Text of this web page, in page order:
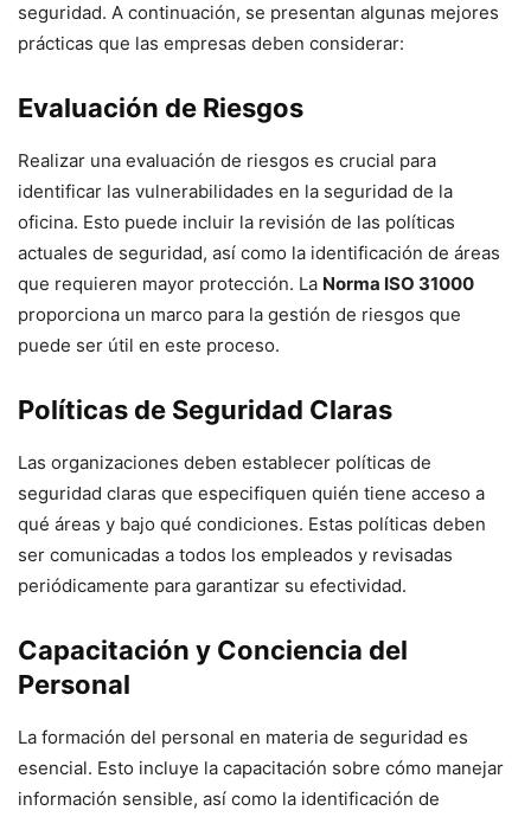
seguridad. A continuación, se presentan algunas mejores
prácticas que las empresas deben considerar:
Evaluación de Riesgos
Realizar una evaluación de riesgos es crucial para
identificar las vulnerabilidades en la seguridad de la
oficina. Esto puede incluir la revisión de las políticas
actuales de seguridad, así como la identificación de áreas
que requieren mayor protección. La Norma ISO 31000
proporciona un marco para la gestión de riesgos que
puede ser útil en este proceso.
Políticas de Seguridad Claras
Las organizaciones deben establecer políticas de
seguridad claras que especifiquen quién tiene acceso a
qué áreas y bajo qué condiciones. Estas políticas deben
ser comunicadas a todos los empleados y revisadas
periódicamente para garantizar su efectividad.
Capacitación y Conciencia del
Personal
La formación del personal en materia de seguridad es
esencial. Esto incluye la capacitación sobre cómo manejar
información sensible, así como la identificación de